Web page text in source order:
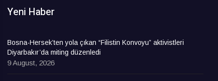
Yeni Haber
Bosna-Hersek’ten yola çıkan “Filistin Konvoyu” aktivistleri
Diyarbakır’da miting düzenledi
9 August, 2026